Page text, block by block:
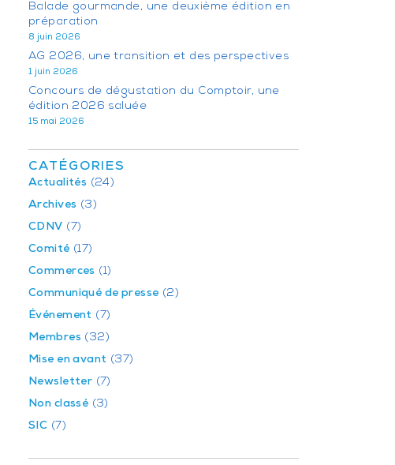
Balade gourmande, une deuxième édition en
préparation
8 juin 2026
AG 2026, une transition et des perspectives
1 juin 2026
Concours de dégustation du Comptoir, une
édition 2026 saluée
15 mai 2026
CATÉGORIES
Actualités (24)
Archives (3)
CDNV (7)
Comité (17)
Commerces (1)
Communiqué de presse (2)
Événement (7)
Membres (32)
Mise en avant (37)
Newsletter (7)
Non classé (3)
SIC (7)